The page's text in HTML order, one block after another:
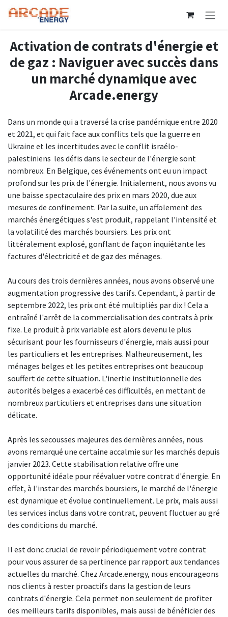
Se rendre au contenu
Activation de contrats d'énergie et
de gaz : Naviguer avec succès dans
un marché dynamique avec
Arcade.energy
Dans un monde qui a traversé la crise pandémique entre 2020
et 2021, et qui fait face aux conflits tels que la guerre en
Ukraine et les incertitudes avec le conflit israélo-
palestiniens les défis dans le secteur de l'énergie sont
nombreux. En Belgique, ces événements ont eu un impact
profond sur les prix de l'énergie. Initialement, nous avons vu
une baisse spectaculaire des prix en mars 2020, due aux
mesures de confinement. Par la suite, un affolement des
marchés énergétiques s'est produit, rappelant l'intensité et
la volatilité des marchés boursiers. Les prix ont
littéralement explosé, gonflant de façon inquiétante les
factures d'électricité et de gaz des ménages.
Au cours des trois dernières années, nous avons observé une
augmentation progressive des tarifs. Cependant, à partir de
septembre 2022, les prix ont été multipliés par dix ! Cela a
entraîné l'arrêt de la commercialisation des contrats à prix
fixe. Le produit à prix variable est alors devenu le plus
sécurisant pour les fournisseurs d'énergie, mais aussi pour
les particuliers et les entreprises. Malheureusement, les
ménages belges et les petites entreprises ont beaucoup
souffert de cette situation. L'inertie institutionnelle des
autorités belges a exacerbé ces difficultés, en mettant de
nombreux particuliers et entreprises dans une situation
délicate.
Après les secousses majeures des dernières années, nous
avons remarqué une certaine accalmie sur les marchés depuis
janvier 2023. Cette stabilisation relative offre une
opportunité idéale pour réévaluer votre contrat d'énergie. En
effet, à l'instar des marchés boursiers, le marché de l'énergie
est dynamique et évolue continuellement. Le prix, mais aussi
les services inclus dans votre contrat, peuvent fluctuer au gré
des conditions du marché.
Il est donc crucial de revoir périodiquement votre contrat
pour vous assurer de sa pertinence par rapport aux tendances
actuelles du marché. Chez Arcade.energy, nous encourageons
nos clients à rester proactifs dans la gestion de leurs
contrats d'énergie. Cela permet non seulement de profiter
des meilleurs tarifs disponibles, mais aussi de bénéficier des